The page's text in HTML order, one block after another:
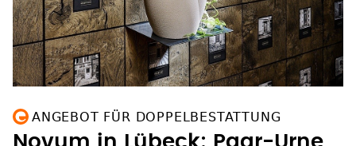
ANGEBOT FÜR DOPPELBESTATTUNG